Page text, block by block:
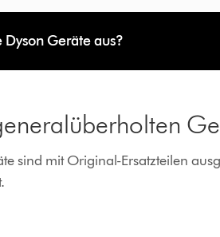
Geräte aus?
sind mit Original-Ersatzteilen